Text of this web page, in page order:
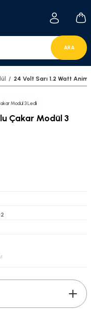
ARA
24 Volt Sarı 1.2 Watt
Çakar Modül 3